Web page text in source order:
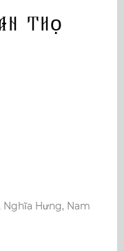
Thọ
Nghĩa Hưng, Nam